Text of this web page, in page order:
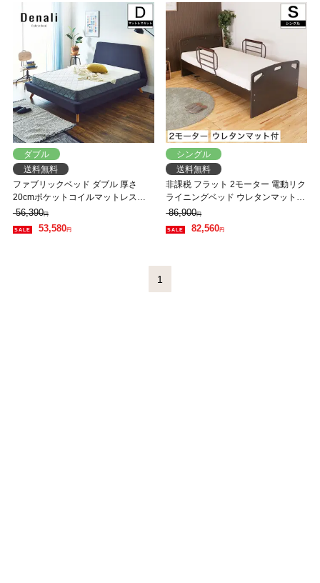
ダブル
送料無料
ファブリックベッド ダブル 厚さ
20cmポケットコイルマットレスセ
ット 木製 すのこ ネイビー ベッド フ
ァブリックベッド ダブルベッド マ
ットレスセット 木製ベッド すのこ
56,390円
53,580円
シングル
送料無料
非課税 フラット 2モーター 電動リク
ライニングベッド ウレタンマットレ
ス シングル パネル型ベッド フラッ
ト 背上げと脚上げが同時動作
86,900円
82,560円
1